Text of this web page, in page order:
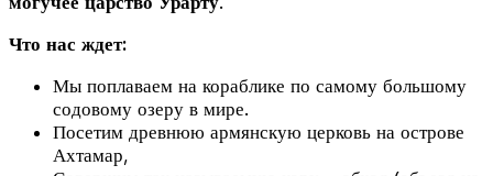
Что нас ждет:
Мы поплаваем на кораблике по самому большому
содовому озеру в мире.
Посетим древнюю армянскую церковь на острове
Ахтамар,